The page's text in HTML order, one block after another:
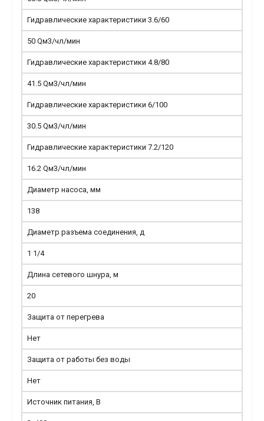
Гидравлические характеристики 3.6/60
50 Qм3/чл/мин
Гидравлические характеристики 4.8/80
41.5 Qм3/чл/мин
Гидравлические характеристики 6/100
30.5 Qм3/чл/мин
Гидравлические характеристики 7.2/120
16.2 Qм3/чл/мин
Диаметр насоса, мм
138
Диаметр разъема соединения, д
1 1/4
Длина сетевого шнура, м
20
Защита от перегрева
Нет
Защита от работы без воды
Нет
Источник питания, В